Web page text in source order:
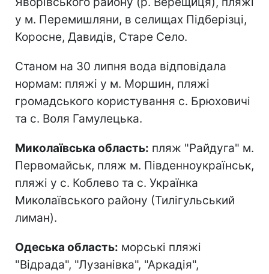
у м. Перемишляни, в селищах Підберізці,
Коросне, Давидів, Старе Село.
Станом на 30 липня вода відповідала
нормам: пляжі у м. Моршин, пляжі
громадського користування с. Брюховичі
та с. Воля Гамулецька.
Миколаївська область: пляж "Райдуга" м.
Первомайськ, пляж м. Південноукраїнськ,
пляжі у с. Коблево та с. Українка
Миколаївського району (Тилігульський
лиман).
Одеська область: морські пляжі
"Відрада", "Лузанівка", "Аркадія",